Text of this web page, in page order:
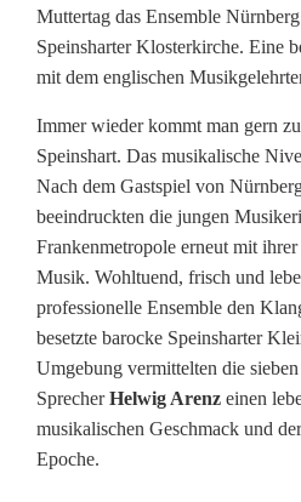
e
r
g
B
a
r
o
c
k
b
Muttertag das Ensemble
Speinsharter Klosterkirche. Eine
mit dem englischen
Immer wieder kommt man gern
Speinshart. Das musikalische
Nach dem Gastspiel von
beeindruckten die jungen
Frankenmetropole erneut mit
Musik. Wohltuend, frisch und
professionelle Ensemble den
besetzte barocke Speinsharter
Umgebung vermittelten die
SprecherHelwig Arenz einen
musikalischen Geschmack und
Epoche.